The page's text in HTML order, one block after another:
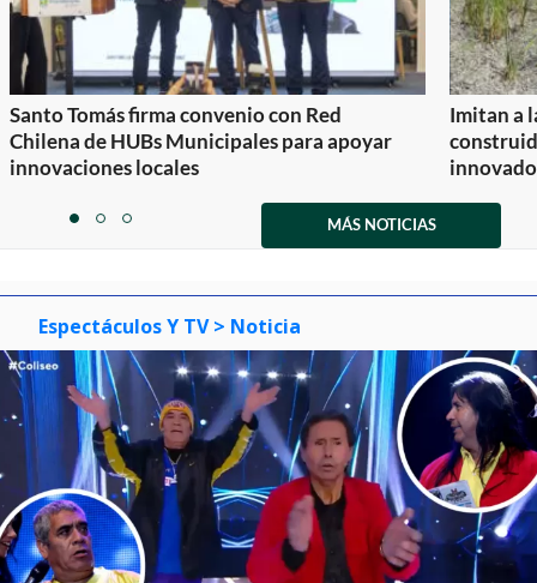
Santo Tomás firma convenio con Red
Chilena de HUBs Municipales para apoyar
innovaciones locales
Imitan a
itemitemitem
MÁS NOTICIAS
Espectáculos Y TV > Noticia